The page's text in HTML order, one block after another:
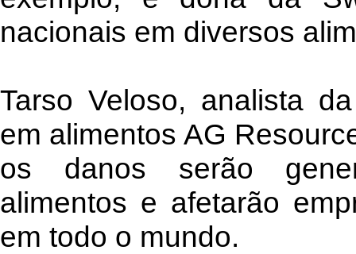
nacionais em diversos
Tarso Veloso, analista
em alimentos AG
os danos serão
alimentos e afetarão
em todo o mundo.